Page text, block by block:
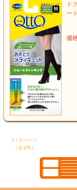
ド
ー
価
1 / 1ページ
（全1件）